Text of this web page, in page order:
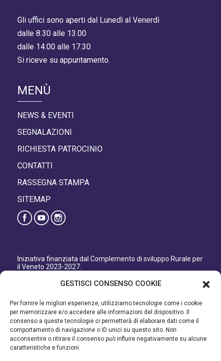
GESTISCI CONSENSO COOKIE
Per fornire le migliori esperienze, utilizziamo tecnologie come i cookie
per memorizzare e/o accedere alle informazioni del dispositivo. Il
consenso a queste tecnologie ci permetterà di elaborare dati come il
comportamento di navigazione o ID unici su questo sito. Non
acconsentire o ritirare il consenso può influire negativamente su alcune
caratteristiche e funzioni.
Gli uffici sono aperti dal Lunedì al Venerdì
dalle 8.30 alle 13.00
dalle 14.00 alle 17.30
Si riceve su appuntamento.
MENÙ
NEWS & EVENTI
SEGNALAZIONI
RICHIESTA PATROCINIO
CONTATTI
RASSEGNA STAMPA
SITEMAP
Iniziativa finanziata dal Complemento di sviluppo Rurale per
il Veneto 2023-2027.
Organismo responsabile dell’informazione: GAL Patavino
Autorità di Gestione regionale: Regione del Veneto –
Direzione AdG FEASR Bonifica e Irrigazione.
Iniziativa finanziata dal Programma di Sviluppo Rurale per il
Veneto 2014-2022.
Organismo responsabile dell’informazione: GAL Patavino.